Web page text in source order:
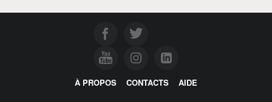
À PROPOS CONTACTS AIDE